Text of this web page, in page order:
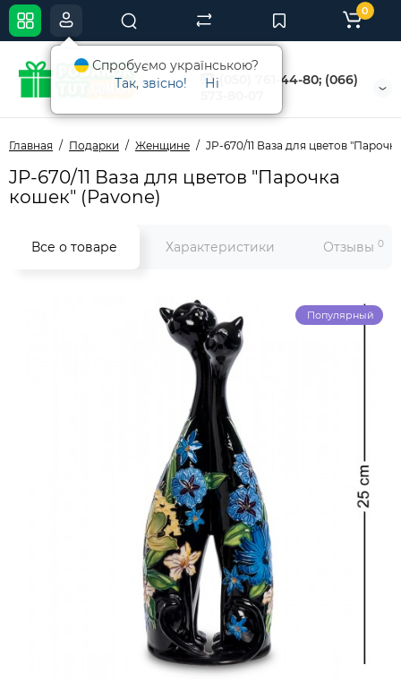
(050) 761-44-80; (066)
0
Главная Подарки Женщине JP-670/11 Ваза для цветов
JP-670/11 Ваза для цветов "Парочка
кошек" (Pavone)
Все о товаре Характеристики Отзывы 0
Популярный
Спробуємо українською?
Так, звісно!
Ні